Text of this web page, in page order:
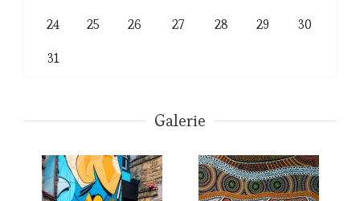
24
25 26 27 28 29
30
31
Galerie